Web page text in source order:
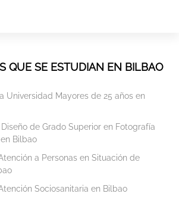
QUE SE ESTUDIAN EN BILBAO
Universidad Mayores de 25 años en
de Grado Superior en Fotografía
Bilbao
a Personas en Situación de
Sociosanitaria en Bilbao